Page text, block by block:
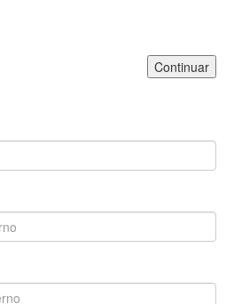
Continuar